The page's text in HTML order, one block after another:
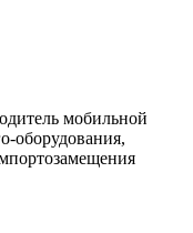
мобильной
оборудования,